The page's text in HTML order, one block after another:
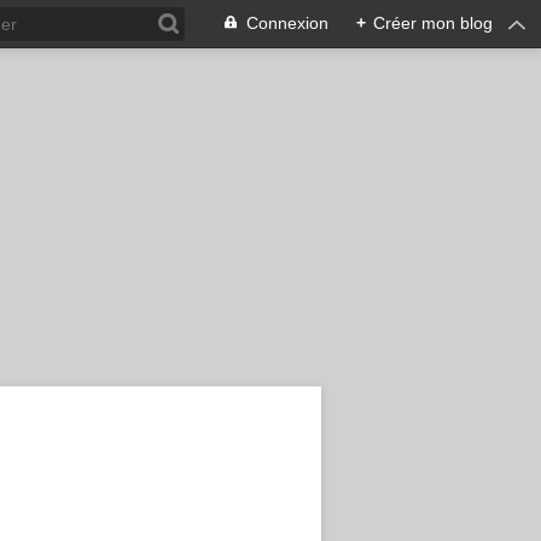
Connexion + Créer mon blog